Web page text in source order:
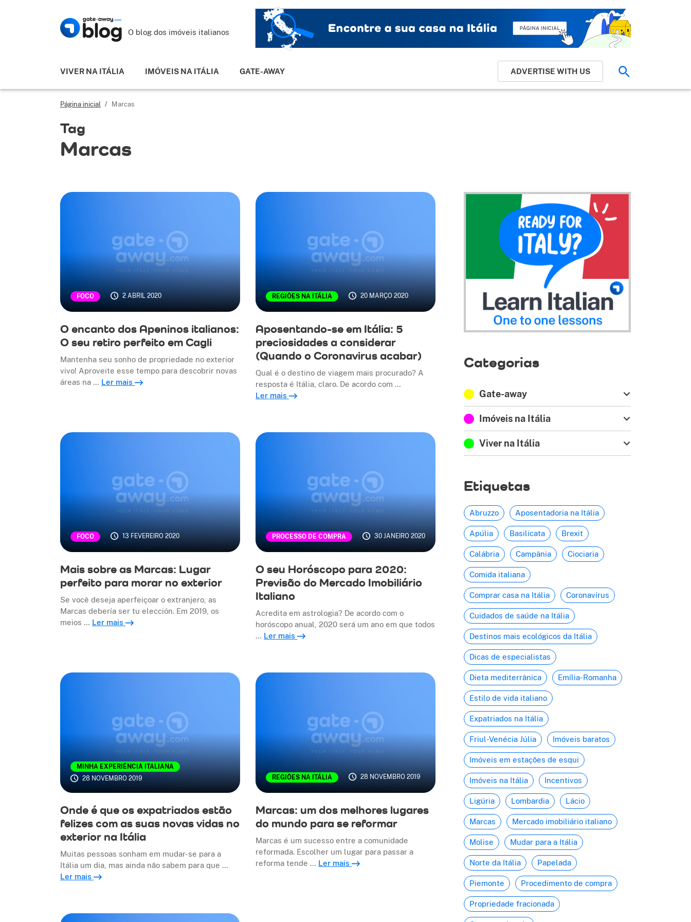
O blog dos imóveis italianos
VIVER NA ITÁLIA IMÓVEIS NA ITÁLIA GATE-AWAY ADVERTISE WITH US
Página inicial / Marcas
Tag
Marcas
FOCO 2 ABRIL 2020
O encanto dos Apeninos italianos:
O seu retiro perfeito em Cagli
Mantenha seu sonho de propriedade no exterior
vivo! Aproveite esse tempo para descobrir novas
áreas na … Ler mais
REGIÕES NA ITÁLIA 20 MARÇO 2020
Aposentando-se em Itália: 5
preciosidades a considerar
(Quando o Coronavirus acabar)
Qual é o destino de viagem mais procurado? A
resposta é Itália, claro. De acordo com …
Ler mais
FOCO 13 FEVEREIRO 2020
Mais sobre as Marcas: Lugar
perfeito para morar no exterior
Se você deseja aperfeiçoar o extranjero, as
Marcas debería ser tu elección. Em 2019, os
meios … Ler mais
PROCESSO DE COMPRA 30 JANEIRO 2020
O seu Horóscopo para 2020:
Previsão do Mercado Imobiliário
Italiano
Acredita em astrologia? De acordo com o
horóscopo anual, 2020 será um ano em que todos
… Ler mais
MINHA EXPERIÊNCIA ITALIANA
28 NOVEMBRO 2019
Onde é que os expatriados estão
felizes com as suas novas vidas no
exterior na Itália
Muitas pessoas sonham em mudar-se para a
Itália um dia, mas ainda não sabem para que …
Ler mais
REGIÕES NA ITÁLIA 28 NOVEMBRO 2019
Marcas: um dos melhores lugares
do mundo para se reformar
Marcas é um sucesso entre a comunidade
reformada. Escolher um lugar para passar a
reforma tende … Ler mais
Categorias
Gate-away
Imóveis na Itália
Viver na Itália
Etiquetas
Abruzzo Aposentadoria na Itália
Apúlia Basilicata Brexit
Calábria Campânia Ciociaria
Comida italiana
Comprar casa na Itália Coronavírus
Cuidados de saúde na Itália
Destinos mais ecológicos da Itália
Dicas de especialistas
Dieta mediterrânica Emília-Romanha
Estilo de vida italiano
Expatriados na Itália
Friul-Venécia Júlia Imóveis baratos
Imóveis em estações de esqui
Imóveis na Itália Incentivos
Ligúria Lombardia Lácio
Marcas Mercado imobiliário italiano
Molise Mudar para a Itália
Norte da Itália Papelada
Piemonte Procedimento de compra
Propriedade fracionada